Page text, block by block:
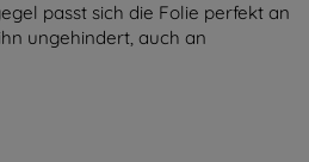
passt sich die Folie perfekt an
ungehindert, auch an